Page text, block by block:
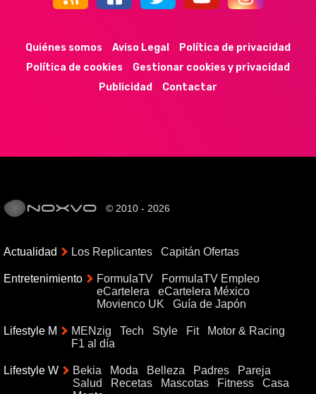
44k 9k 35k 352
Quiénes somos Aviso Legal
Política de privacidad
Política de cookies
Gestionar cookies y privacidad
Publicidad
Contactar
© 2010 - 2026
Actualidad Los Replicantes Capitán Ofertas
Entretenimiento FormulaTV
FormulaTV Empleo
eCartelera
eCartelera México
Movienco UK
Guía de Japón
Lifestyle M MENzig Tech Style Fit
Motor & Racing
F1 al día
Lifestyle W Bekia Moda Belleza Padres
Pareja
Salud
Recetas Mascotas Fitness
Casa